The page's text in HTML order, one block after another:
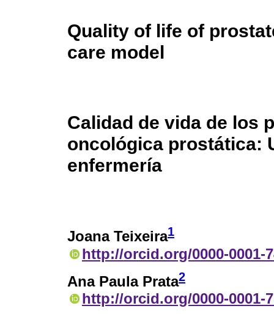
Quality of life of
care model
Calidad de vida de los
oncológica prostática:
enfermería
Joana Teixeira1
http://orcid.org/0000-0001-
Ana Paula Prata2
http://orcid.org/0000-0001-